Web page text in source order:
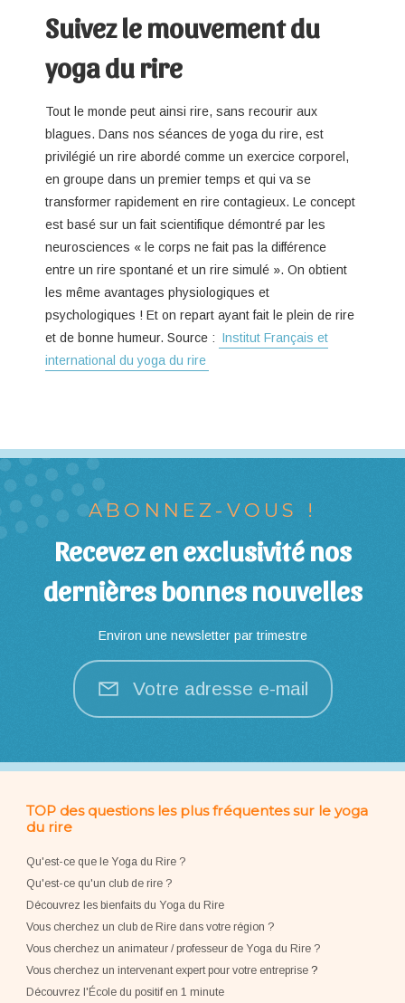
Suivez le mouvement du
yoga du rire
Tout le monde peut ainsi rire, sans recourir aux
blagues. Dans nos séances de yoga du rire, est
privilégié un rire abordé comme un exercice corporel,
en groupe dans un premier temps et qui va se
transformer rapidement en rire contagieux. Le concept
est basé sur un fait scientifique démontré par les
neurosciences « le corps ne fait pas la différence
entre un rire spontané et un rire simulé ». On obtient
les même avantages physiologiques et
psychologiques ! Et on repart ayant fait le plein de rire
et de bonne humeur. Source : Institut Français et
international du yoga du rire
ABONNEZ-VOUS !
Recevez en exclusivité nos
dernières bonnes nouvelles
Environ une newsletter par trimestre
Votre adresse e-mail
TOP des questions les plus fréquentes sur le yoga
du rire
Qu'est-ce que le Yoga du Rire ?
Qu'est-ce qu'un club de rire ?
Découvrez les bienfaits du Yoga du Rire
Vous cherchez un club de Rire dans votre région ?
Vous cherchez un animateur / professeur de Yoga du Rire ?
Vous cherchez un intervenant expert pour votre entreprise?
Découvrez l'École du positif en 1 minute